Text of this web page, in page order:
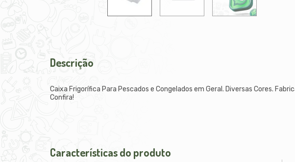
Descrição
Caixa Frigorífica Para Pescados e Congelados em Geral. Diversas Cores.
Confira!
Características do produto